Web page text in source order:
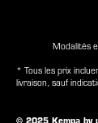
Modalités
* Tous les prix
livraison, sauf